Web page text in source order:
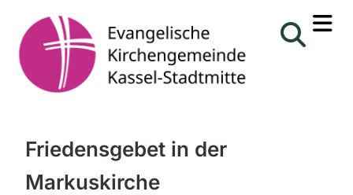
Friedensgebet in der
Markuskirche